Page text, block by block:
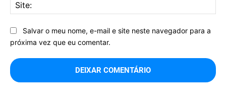
Salvar o meu nome, e-mail e site neste navegador para a
próxima vez que eu comentar.